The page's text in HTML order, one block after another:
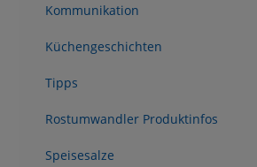
Kommunikation
Küchengeschichten
Tipps
Rostumwandler Produktinfos
Speisesalze